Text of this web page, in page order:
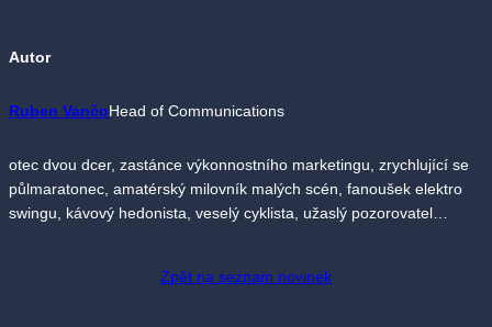
Autor
Ruben VančoHead of Communications
otec dvou dcer, zastánce výkonnostního marketingu, zrychlující se
půlmaratonec, amatérský milovník malých scén, fanoušek elektro
swingu, kávový hedonista, veselý cyklista, užaslý pozorovatel…
Zpět na seznam novinek